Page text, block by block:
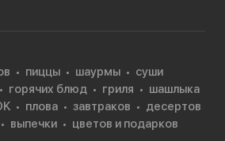
пиццы шаурмы
суши
горячих блюд гриля
шашлыка
плова завтраков
десертов
выпечки цветов и подарков